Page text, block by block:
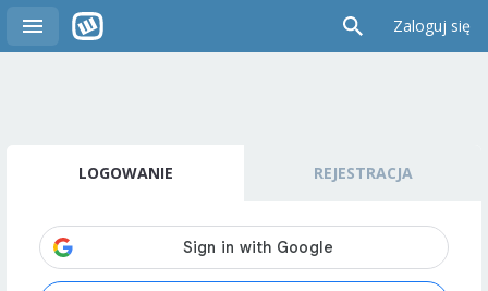
Zaloguj się
LOGOWANIE REJESTRACJA